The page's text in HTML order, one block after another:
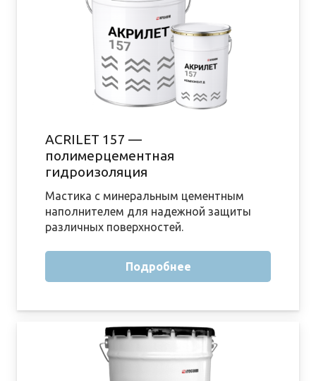
ACRILET 157 —
полимерцементная
гидроизоляция
Мастика с минеральным цементным
наполнителем для надежной защиты
различных поверхностей.
Подробнее